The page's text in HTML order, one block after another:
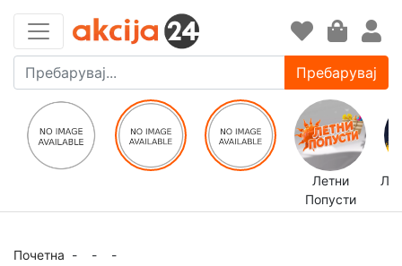
Пребарувај
Летни
Попусти
Почетна - - -